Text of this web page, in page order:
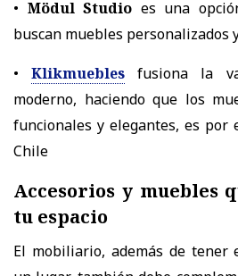
• Mödul Studio es una
buscan muebles personalizados
•Klikmuebles fusiona la
moderno, haciendo que los
funcionales y elegantes, es por
Chile
Accesorios y muebles
tu espacio
El mobiliario, además de